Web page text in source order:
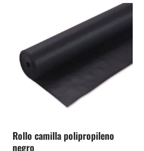
Rollo camilla polipropileno
negro